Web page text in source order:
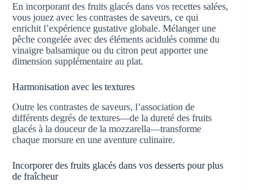
En incorporant des fruits glacés dans vos recettes salées,
vous jouez avec les contrastes de saveurs, ce qui
enrichit l’expérience gustative globale. Mélanger une
pêche congelée avec des éléments acidulés comme du
vinaigre balsamique ou du citron peut apporter une
dimension supplémentaire au plat.
Harmonisation avec les textures
Outre les contrastes de saveurs, l’association de
différents degrés de textures—de la dureté des fruits
glacés à la douceur de la mozzarella—transforme
chaque morsure en une aventure culinaire.
Incorporer des fruits glacés dans vos desserts pour plus
de fraîcheur